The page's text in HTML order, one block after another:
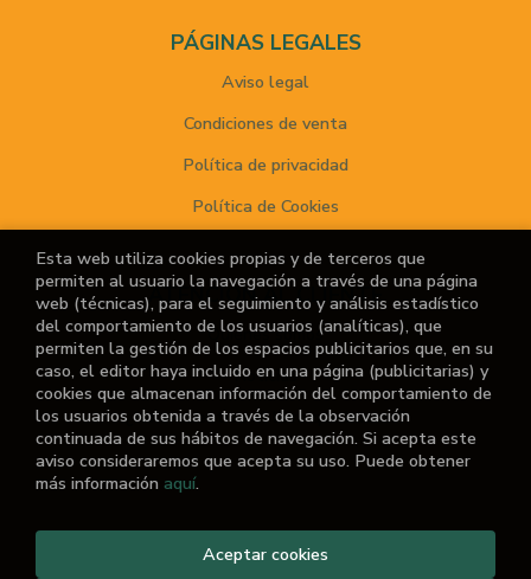
PÁGINAS LEGALES
Aviso legal
Condiciones de venta
Política de privacidad
Política de Cookies
ATENCIÓN AL CLIENTE
Quiénes somos
Noticias
¿No encuentras el libro que buscas?
El Retiro de las Letras. Todos los Derechos
Esta web utiliza cookies propias y de terceros que
permiten al usuario la navegación a través de una página
web (técnicas), para el seguimiento y análisis estadístico
del comportamiento de los usuarios (analíticas), que
permiten la gestión de los espacios publicitarios que, en su
caso, el editor haya incluido en una página (publicitarias) y
cookies que almacenan información del comportamiento de
los usuarios obtenida a través de la observación
continuada de sus hábitos de navegación. Si acepta este
aviso consideraremos que acepta su uso. Puede obtener
más información aquí.
Aceptar cookies